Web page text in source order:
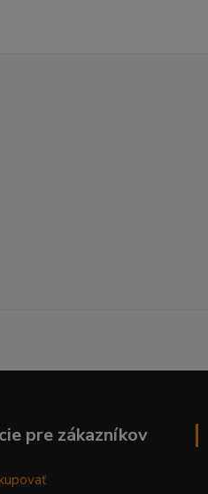
pre zákazníkov